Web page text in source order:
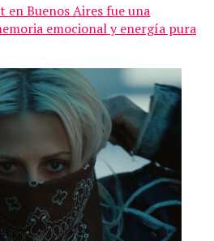
en Buenos Aires fue una
emocional y energía pura